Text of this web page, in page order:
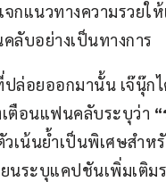
กแนวทางความรวยใ
ลับอย่างเป็นทางการ
ล่อยออกมานั้น เจ๊นุ๊ก
ตือนแฟนคลับระบุว่า
วเน้นย้ำเป็นพิเศษสำห
นระบุแคปชันเพิ่มเติม